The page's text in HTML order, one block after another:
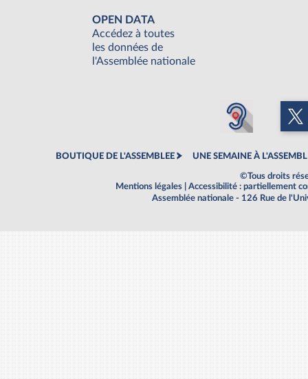
OPEN DATA
Accédez à toutes
les données de
l'Assemblée nationale
BOUTIQUE DE L'ASSEMBLEE UNE SEMAINE À
©Tous droits
Mentions légales
Accessibilité : partiellement
Assemblée nationale - 126 Rue de